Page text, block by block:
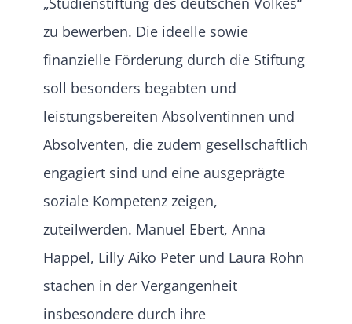
zu bewerben. Die ideelle sowie
finanzielle Förderung durch die Stiftung
soll besonders begabten und
leistungsbereiten Absolventinnen und
Absolventen, die zudem gesellschaftlich
engagiert sind und eine ausgeprägte
soziale Kompetenz zeigen,
zuteilwerden. Manuel Ebert, Anna
Happel, Lilly Aiko Peter und Laura Rohn
stachen in der Vergangenheit
insbesondere durch ihre